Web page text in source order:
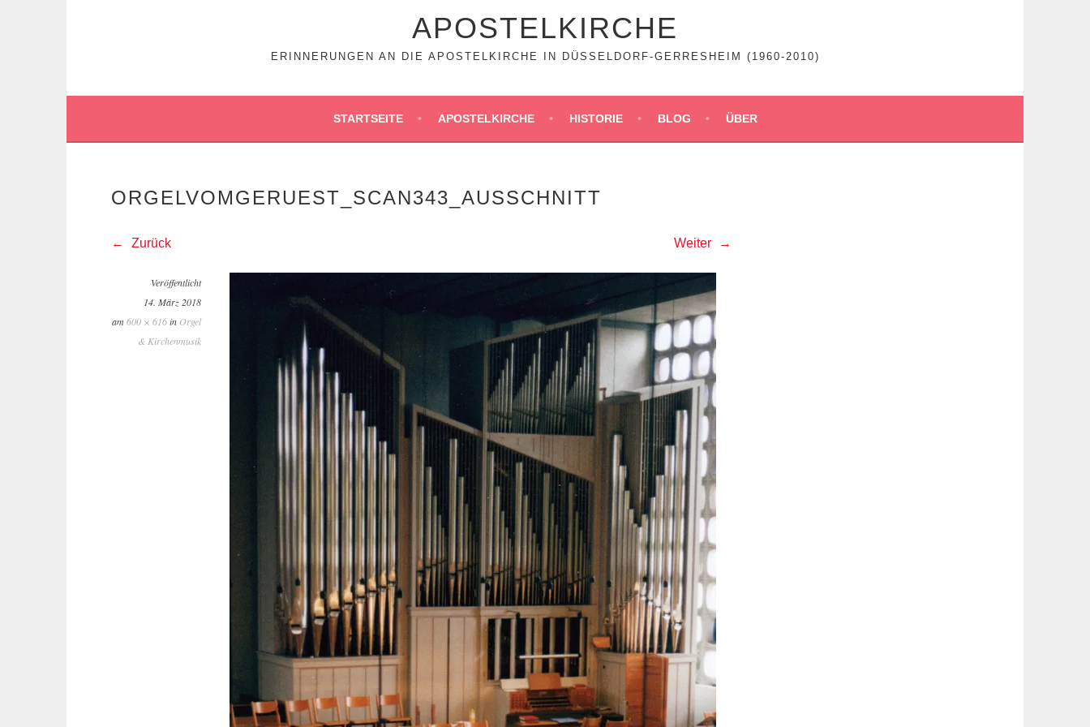
APOSTELKIRCHE
ERINNERUNGEN AN DIE APOSTELKIRCHE IN DÜSSELDORF-GERRESHEIM (1960-2010)
STARTSEITE APOSTELKIRCHE HISTORIE BLOG ÜBER
ORGELVOMGERUEST_SCAN343_AUSSCHNITT
Zurück Weiter
Veröffentlicht
14. März 2018
am600 × 616in Orgel
& Kirchenmusik